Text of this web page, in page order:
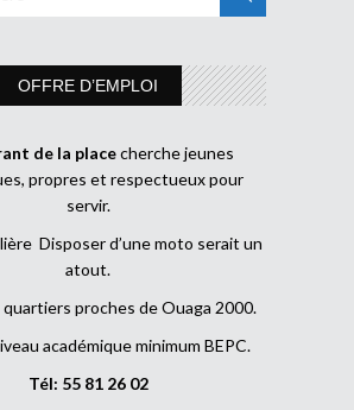
OFFRE D’EMPLOI
de la placecherche jeunes
propres et respectueux pour
servir.
Disposer d’une moto serait un
atout.
proches de Ouaga 2000.
académique minimum BEPC.
Tél: 55 81 26 02